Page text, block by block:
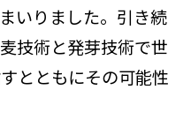
いりました。引き続
技術と発芽技術で世
とともにその可能性